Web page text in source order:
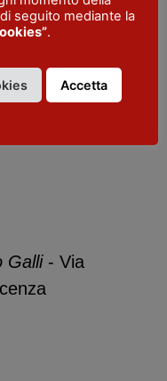
ore 12.00-
ore 12.15-
Galli - Via
seguito mediante la
.
Accetta